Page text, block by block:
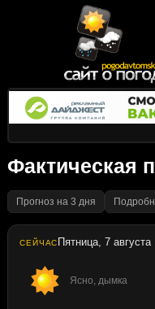
Фактическая
Прогноз на 3 дня
СЕЙЧАС Пятница, 7 августа
Ясно, дымка